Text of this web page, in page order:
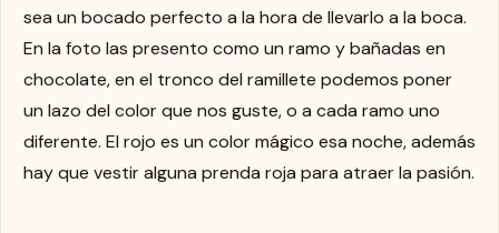
sea un bocado perfecto a la hora de llevarlo a la boca.
En la foto las presento como un ramo y bañadas en
chocolate, en el tronco del ramillete podemos poner
un lazo del color que nos guste, o a cada ramo uno
diferente. El rojo es un color mágico esa noche, además
hay que vestir alguna prenda roja para atraer la pasión.